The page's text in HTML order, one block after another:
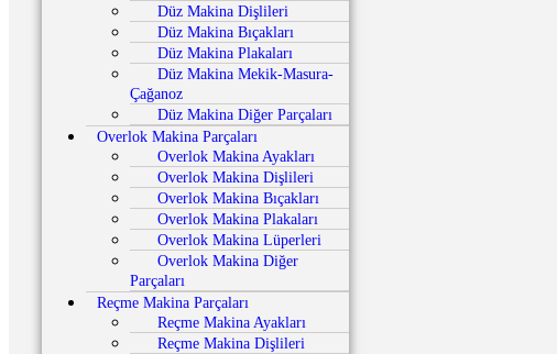
Düz Makina Dişlileri
Düz Makina Bıçakları
Düz Makina Plakaları
Düz Makina Mekik-Masura-
Çağanoz
Düz Makina Diğer Parçaları
Overlok Makina Parçaları
Overlok Makina Ayakları
Overlok Makina Dişlileri
Overlok Makina Bıçakları
Overlok Makina Plakaları
Overlok Makina Lüperleri
Overlok Makina Diğer
Parçaları
Reçme Makina Parçaları
Reçme Makina Ayakları
Reçme Makina Dişlileri